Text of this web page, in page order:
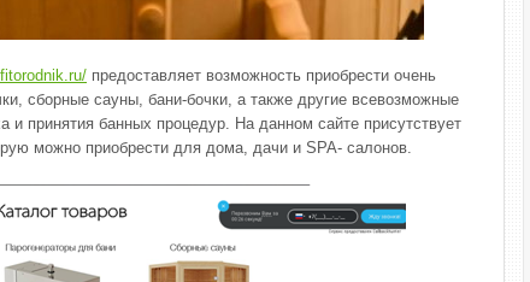
предоставляет возможность приобрести очень
сборные сауны, бани-бочки, а также другие всевозможные
и принятия банных процедур. На данном сайте присутствует
можно приобрести для дома, дачи и SPA- салонов.